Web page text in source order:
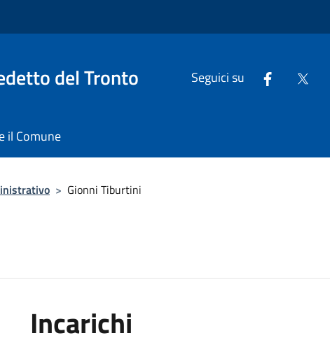
del Tronto Seguici su
il Comune
> Gionni Tiburtini
Incarichi